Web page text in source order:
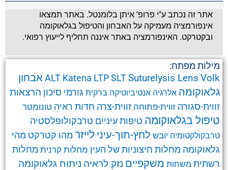
אתר זה נכתב ע"י פרופ' איתן בלומנטל. באתר תמצאו
אינפורמציה מעמיקה על האבחון והטיפול בגלאוקומה
ובקטרקט. האינפורמציה באתר איננה תחליף לייעוץ רפואי.
מילות מפתח:
ALT Katena LTPSLTSuturelysis Lens Volk
אבחון
גלאוקומה אלרגיה אנטיביוטיקה ברקית גורמי סיכון הרצאות
זווית-סגורה זווית-פתוחה זווית-צרה חדות ראיה טונומטר
טיפול בגלאוקומה טיפות עיניים טרבקולופלסטיה
טרבקולקטומיה יובש לחץ-תוך-עיני לייזר מהו קטרקט מהי
גלאוקומה מחלות חיצוניות של העין מחלות קרנית מחלות
רשתית משחות משקפיים נזק לראיה ניתוח גלאוקומה